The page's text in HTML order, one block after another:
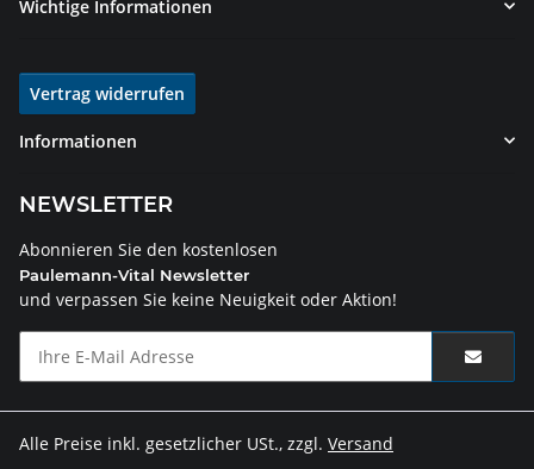
Wichtige Informationen
Vertrag widerrufen
Informationen
NEWSLETTER
Abonnieren Sie den kostenlosen
Paulemann-Vital Newsletter
und verpassen Sie keine Neuigkeit oder Aktion!
Alle Preise inkl. gesetzlicher USt., zzgl. Versand